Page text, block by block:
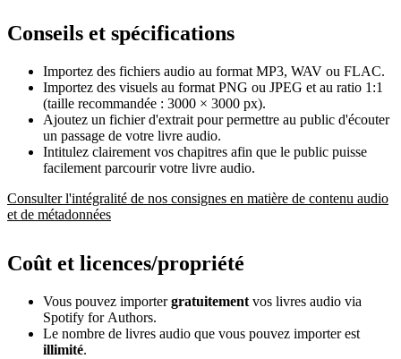
Conseils et spécifications
Importez des fichiers audio au format MP3, WAV ou FLAC.
Importez des visuels au format PNG ou JPEG et au ratio 1:1
(taille recommandée : 3000 × 3000 px).
Ajoutez un fichier d'extrait pour permettre au public d'écouter
un passage de votre livre audio.
Intitulez clairement vos chapitres afin que le public puisse
facilement parcourir votre livre audio.
Consulter l'intégralité de nos consignes en matière de contenu audio
et de métadonnées
Coût et licences/propriété
Vous pouvez importergratuitement vos livres audio via
Spotify for Authors.
Le nombre de livres audio que vous pouvez importer est
illimité.